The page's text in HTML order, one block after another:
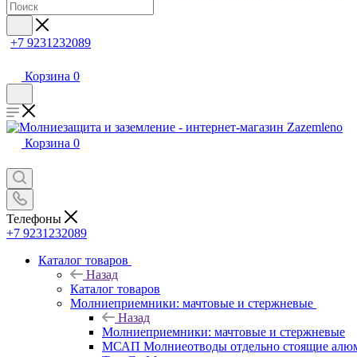
+7 9231232089
Корзина 0
Корзина 0
Телефоны
+7 9231232089
Каталог товаров
Назад
Каталог товаров
Молниеприемники: мачтовые и стержневые
Назад
Молниеприемники: мачтовые и стержневые
МСАП Молниеотводы отдельно стоящие